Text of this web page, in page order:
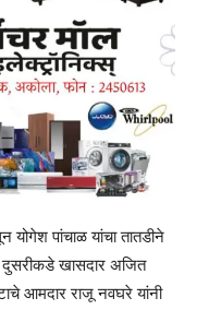
पांचाळ यांचा तातडीने
दुसरीकडे खासदार अजित
आमदार राजू नवघरे यांनी